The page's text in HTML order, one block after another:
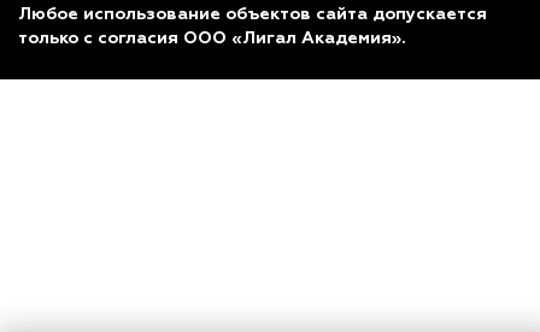
Любое использование объектов сайта допускается
только с согласия ООО «Лигал Академия».